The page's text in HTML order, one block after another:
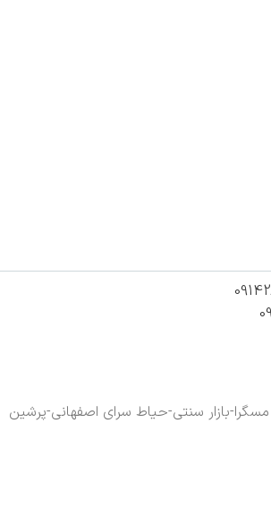
مسگرا-بازار سنتی-حیاط سرای اصفهانی-پرشین